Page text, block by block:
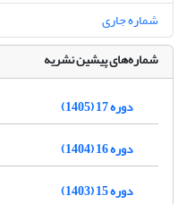
شماره جاری
شماره‌های پیشین نشریه
دوره 17 (1405)
دوره 16 (1404)
دوره 15 (1403)